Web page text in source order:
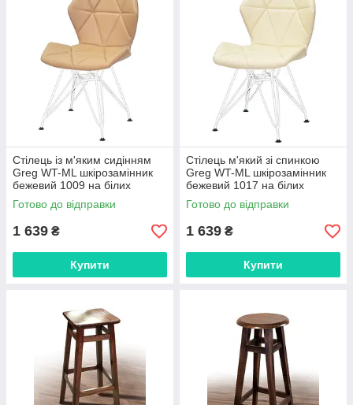
Стілець із м'яким сидінням
Greg WT-ML шкірозамінник
бежевий 1009 на білих
ніжках, дизайн Charles&Ray
Eames
Готово до відправки
1 639 ₴
Купити
Стілець м'який зі спинкою
Greg WT-ML шкірозамінник
бежевий 1017 на білих
ніжках, дизайн Charles&Ray
Eames
Готово до відправки
1 639 ₴
Купити